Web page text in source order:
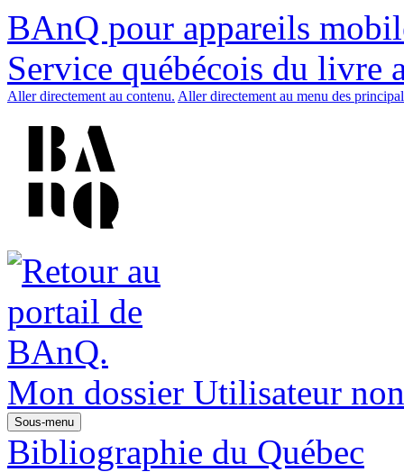
BAnQ pour appareils
Service québécois du livre
Aller directement au contenu. Aller directement au menu des
Mon dossier Utilisateur
Sous-menu
Bibliographie du Québec